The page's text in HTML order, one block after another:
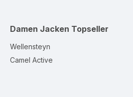
Damen Jacken Topseller
Wellensteyn
Camel Active